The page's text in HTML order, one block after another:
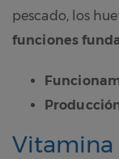
pescado, los
funciones
Vitamina